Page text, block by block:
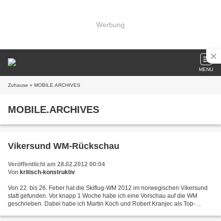
Werbung
MENU
Zuhause » MOBILE.ARCHIVES
MOBILE.ARCHIVES
Vikersund WM-Rückschau
Veröffentlicht am 28.02.2012 00:04
Von kritisch-konstruktiv
Von 22. bis 26. Feber hat die Skiflug-WM 2012 im norwegischen Vikersund
statt gefunden. Vor knapp 1 Woche habe ich eine Vorschau auf die WM
geschrieben. Dabei habe ich Martin Koch und Robert Kranjec als Top-